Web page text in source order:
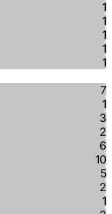
1
1
1
1
1
7
1
3
2
6
10
5
2
1